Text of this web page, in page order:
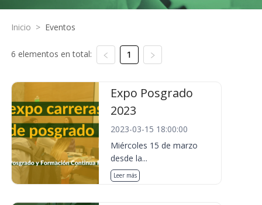
Inicio > Eventos
6 elementos en total: 1
Expo Posgrado
2023
2023-03-15 18:00:00
Miércoles 15 de marzo
desde la...
Leer más